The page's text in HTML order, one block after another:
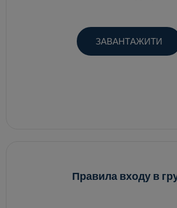
ЗАВАНТАЖИТИ
Правила входу в